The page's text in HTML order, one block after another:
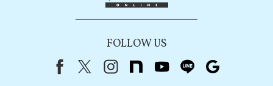
FOLLOW US
FacebookX（旧Twitter）
instagram
note youtubeline